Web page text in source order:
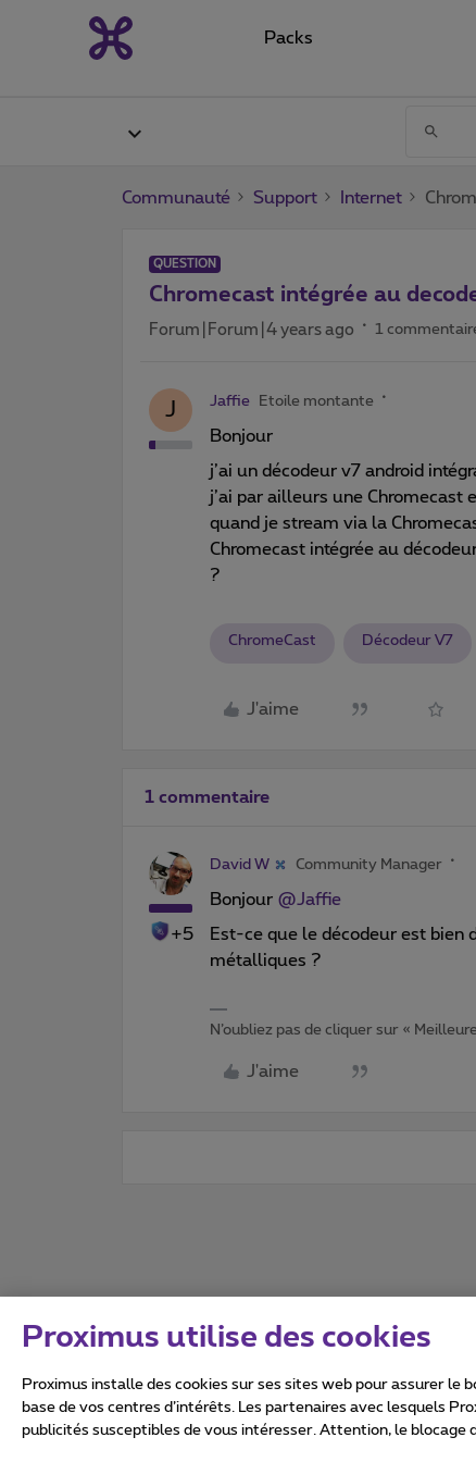
Packs
Communauté Support Internet
QUESTION
Chromecast intégrée au
Forum|Forum|4 years ago 1
J Jaffie Etoile montante
Bonjour
j’ai un décodeur v7 android
j’ai par ailleurs une Chromecast
quand je stream via la
Chromecast intégrée au
?
ChromeCast Décodeur V7
J'aime
1 commentaire
+5
David W Community Manager
Bonjour @Jaffie
Est-ce que le décodeur est bien
métalliques ?
N’oubliez pas de cliquer sur «
J'aime
Tous droits réservés. ©
Proximus utilise des cookies
Proximus installe des cookies sur ses sites web pour assurer
base de vos centres d’intérêts. Les partenaires avec lesquels
publicités susceptibles de vous intéresser. Attention, le